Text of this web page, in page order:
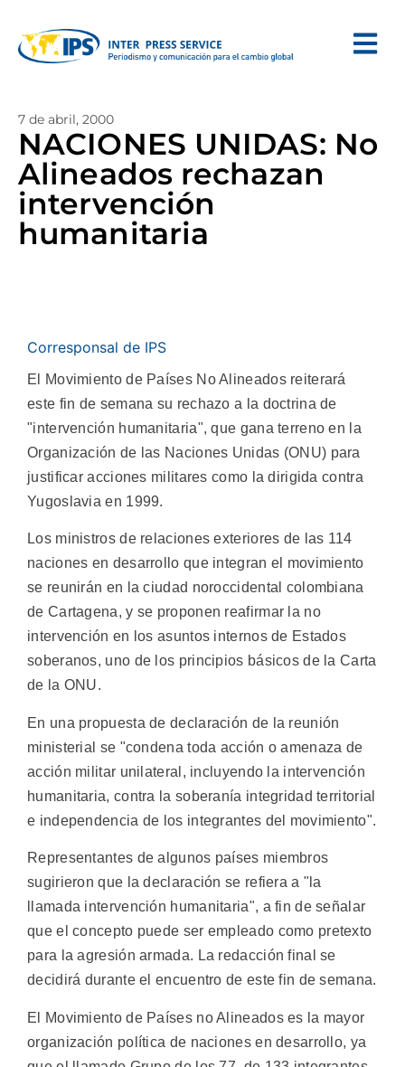
7 de abril, 2000
NACIONES UNIDAS: No
Alineados rechazan
intervención
humanitaria
Corresponsal de IPS
El Movimiento de Países No Alineados reiterará
este fin de semana su rechazo a la doctrina de
"intervención humanitaria", que gana terreno en la
Organización de las Naciones Unidas (ONU) para
justificar acciones militares como la dirigida contra
Yugoslavia en 1999.
Los ministros de relaciones exteriores de las 114
naciones en desarrollo que integran el movimiento
se reunirán en la ciudad noroccidental colombiana
de Cartagena, y se proponen reafirmar la no
intervención en los asuntos internos de Estados
soberanos, uno de los principios básicos de la Carta
de la ONU.
En una propuesta de declaración de la reunión
ministerial se "condena toda acción o amenaza de
acción militar unilateral, incluyendo la intervención
humanitaria, contra la soberanía integridad territorial
e independencia de los integrantes del movimiento".
Representantes de algunos países miembros
sugirieron que la declaración se refiera a "la
llamada intervención humanitaria", a fin de señalar
que el concepto puede ser empleado como pretexto
para la agresión armada. La redacción final se
decidirá durante el encuentro de este fin de semana.
El Movimiento de Países no Alineados es la mayor
organización política de naciones en desarrollo, ya